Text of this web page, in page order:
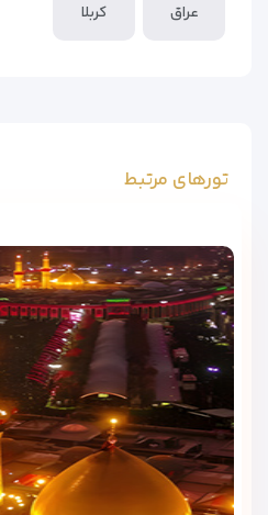
عراق کربلا
تورهای مرتبط